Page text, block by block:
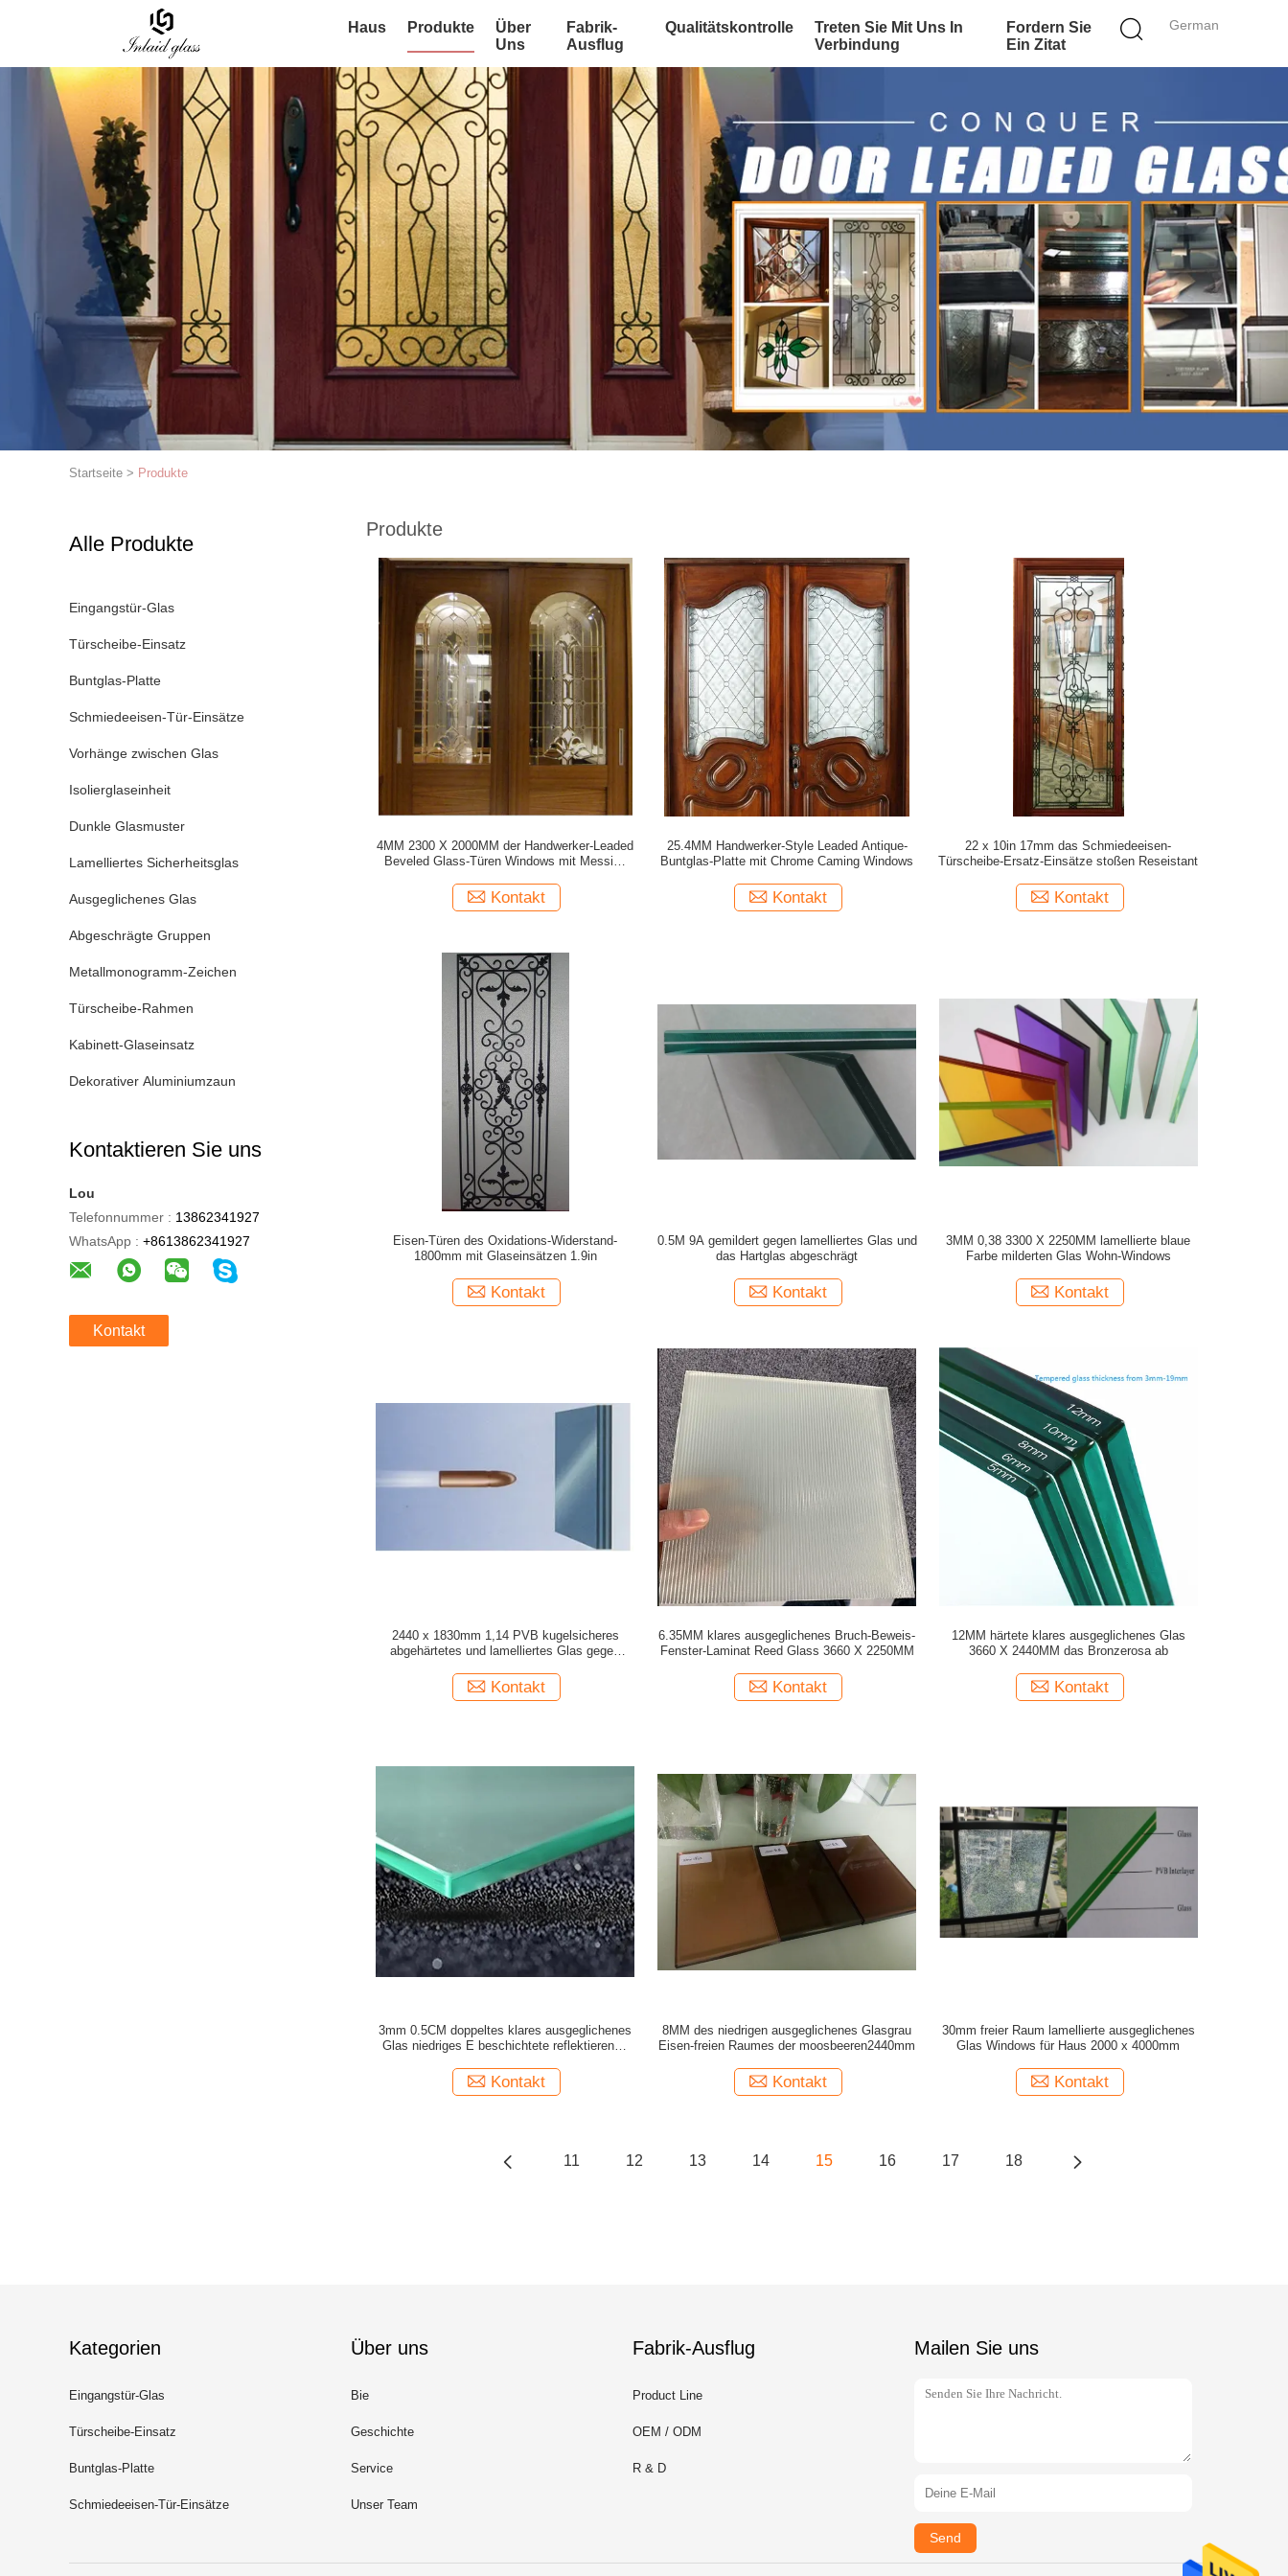
German
Haus Produkte
Über
Uns
Fabrik-
Ausflug
Qualitätskontrolle
Treten Sie Mit Uns In
Verbindung
Fordern Sie
Ein Zitat
Startseite > Produkte
Alle Produkte
Eingangstür-Glas
Türscheibe-Einsatz
Buntglas-Platte
Schmiedeeisen-Tür-Einsätze
Vorhänge zwischen Glas
Isolierglaseinheit
Dunkle Glasmuster
Lamelliertes Sicherheitsglas
Ausgeglichenes Glas
Abgeschrägte Gruppen
Metallmonogramm-Zeichen
Türscheibe-Rahmen
Kabinett-Glaseinsatz
Dekorativer Aluminiumzaun
Kontaktieren Sie uns
Lou
Telefonnummer : 13862341927
WhatsApp : +8613862341927
Kontakt
Produkte
4MM 2300 X 2000MM der Handwerker-Leaded
Beveled Glass-Türen Windows mit Messing
Kontakt
25.4MM Handwerker-Style Leaded Antique-
Buntglas-Platte mit Chrome Caming Windows
Kontakt
22 x 10in 17mm das Schmiedeeisen-
Türscheibe-Ersatz-Einsätze stoßen Reseistant
Kontakt
Eisen-Türen des Oxidations-Widerstand-
1800mm mit Glaseinsätzen 1.9in
Kontakt
0.5M 9A gemildert gegen lamelliertes Glas und
das Hartglas abgeschrägt
Kontakt
3MM 0,38 3300 X 2250MM lamellierte blaue
Farbe milderten Glas Wohn-Windows
Kontakt
2440 x 1830mm 1,14 PVB kugelsicheres
abgehärtetes und lamelliertes Glas gegen
Kontakt
6.35MM klares ausgeglichenes Bruch-Beweis-
Fenster-Laminat Reed Glass 3660 X 2250MM
Kontakt
12MM härtete klares ausgeglichenes Glas
3660 X 2440MM das Bronzerosa ab
Kontakt
3mm 0.5CM doppeltes klares ausgeglichenes
Glas niedriges E beschichtete reflektierende
Kontakt
8MM des niedrigen ausgeglichenes Glasgrau
Eisen-freien Raumes der moosbeeren2440mm
Kontakt
30mm freier Raum lamellierte ausgeglichenes
Glas Windows für Haus 2000 x 4000mm
Kontakt
11 12 13 14 15 16 17 18
Kategorien
Eingangstür-Glas
Türscheibe-Einsatz
Buntglas-Platte
Schmiedeeisen-Tür-Einsätze
Über uns
Bie
Geschichte
Service
Unser Team
Fabrik-Ausflug
Product Line
OEM / ODM
R & D
Mailen Sie uns
Send